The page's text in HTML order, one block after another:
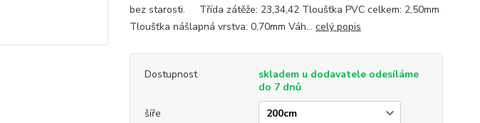
bez starosti. Třída zátěže: 23,34,42 Tloušťka PVC celkem: 2,50mm
Tloušťka nášlapná vrstva: 0,70mm Váh... celý popis
Dostupnost
skladem u dodavatele odesíláme
do 7 dnů
šíře